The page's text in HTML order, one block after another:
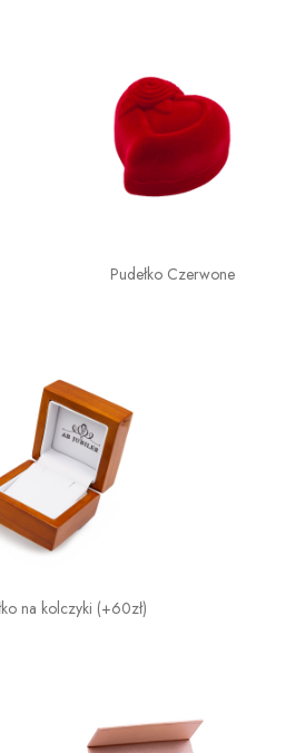
Pudełko Czerwone
na kolczyki (+60zł)